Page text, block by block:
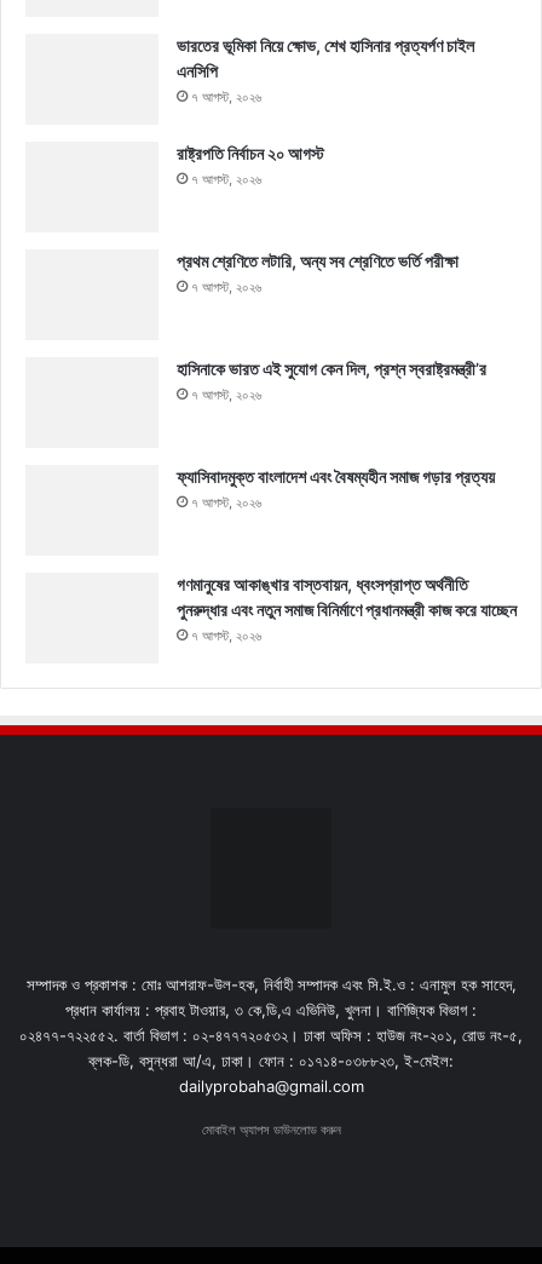
ভারতের ভূমিকা নিয়ে ক্ষোভ, শেখ হাসিনার প্রত্যর্পণ চাইল
এনসিপি
৭ আগস্ট, ২০২৬
রাষ্ট্রপতি নির্বাচন ২০ আগস্ট
৭ আগস্ট, ২০২৬
প্রথম শ্রেণিতে লটারি, অন্য সব শ্রেণিতে ভর্তি পরীক্ষা
৭ আগস্ট, ২০২৬
হাসিনাকে ভারত এই সুযোগ কেন দিল, প্রশ্ন স্বরাষ্ট্রমন্ত্রী’র
৭ আগস্ট, ২০২৬
ফ্যাসিবাদমুক্ত বাংলাদেশ এবং বৈষম্যহীন সমাজ গড়ার প্রত্যয়
৭ আগস্ট, ২০২৬
গণমানুষের আকাঙ্খার বাস্তবায়ন, ধ্বংসপ্রাপ্ত অর্থনীতি
পুনরুদ্ধার এবং নতুন সমাজ বিনির্মাণে প্রধানমন্ত্রী কাজ করে যাচ্ছেন
৭ আগস্ট, ২০২৬
সম্পাদক ও প্রকাশক : মোঃ আশরাফ-উল-হক, নির্বাহী সম্পাদক এবং সি.ই.ও : এনামুল হক সাহেদ,
প্রধান কার্যালয় : প্রবাহ টাওয়ার, ৩ কে,ডি,এ এভিনিউ, খুলনা। বাণিজ্যিক বিভাগ :
০২৪৭৭-৭২২৫৫২. বার্তা বিভাগ : ০২-৪৭৭৭২০৫৩২। ঢাকা অফিস : হাউজ নং-২০১, রোড নং-৫,
ব্লক-ডি, বসুন্ধরা আ/এ, ঢাকা। ফোন : ০১৭১৪-০৩৮৮২৩, ই-মেইল:
dailyprobaha@gmail.com
মোবাইল অ্যাপস ডাউনলোড করুন